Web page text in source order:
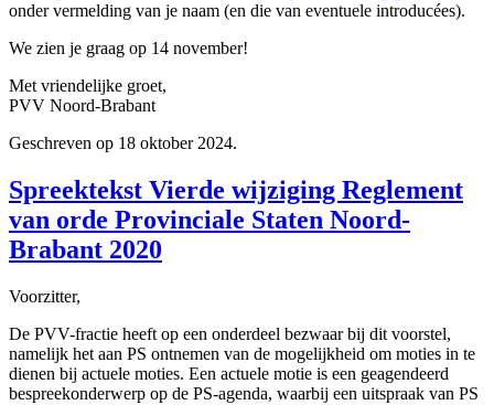
onder vermelding van je naam (en die van eventuele introducées).
We zien je graag op 14 november!
Met vriendelijke groet,
PVV Noord-Brabant
Geschreven op 18 oktober 2024.
Spreektekst Vierde wijziging Reglement
van orde Provinciale Staten Noord-
Brabant 2020
Voorzitter,
De PVV-fractie heeft op een onderdeel bezwaar bij dit voorstel,
namelijk het aan PS ontnemen van de mogelijkheid om moties in te
dienen bij actuele moties. Een actuele motie is een geagendeerd
bespreekonderwerp op de PS-agenda, waarbij een uitspraak van PS